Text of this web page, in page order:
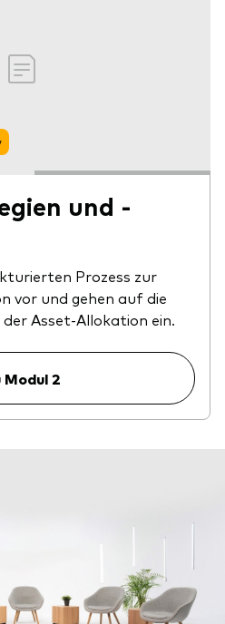
und -
Prozess zur
vor und gehen auf die
Asset-Allokation ein.
Modul 2